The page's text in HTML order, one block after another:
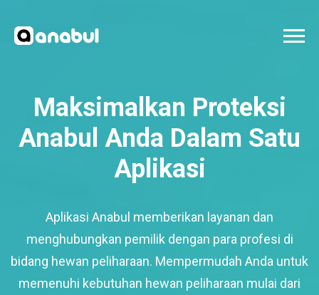
Maksimalkan Proteksi
Anabul Anda Dalam Satu
Aplikasi
Aplikasi Anabul memberikan layanan dan
menghubungkan pemilik dengan para profesi di
bidang hewan peliharaan. Mempermudah Anda untuk
memenuhi kebutuhan hewan peliharaan mulai dari